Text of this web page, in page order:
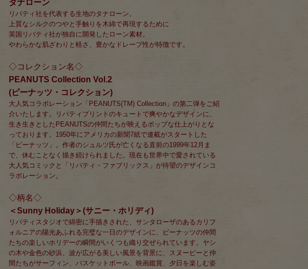
タナローン
リバティ社を代表する生地のタナローン。
上質なシルクのつやと手触りを木綿で再現するために
英国リバティ社が独自に開発したローン素材。
やわらかな肌ざわりと軽さ、豊かなドレープ性が特徴です。
◇コレクション名◇
PEANUTS Collection Vol.2
(ピーナッツ・コレクション)
大人気コラボレーション「PEANUTS(TM) Collection」の第二弾をご紹
介いたします。リバティプリントのキュートで爽やかなデザインに、
生き生きとしたPEANUTSの仲間たちが映えるポップな仕上がりとな
っております。1950年にアメリカの新聞7紙で連載がスタートした
「ピーナッツ」。作者のシュルツ氏が亡くなる直前の1999年12月ま
で、休むことなく描き続けられました。現在も世界中で愛されている
大人気コミックと「リバティ・ファブリックス」が待望のデザインコ
ラボレーション。
◇柄名◇
＜Sunny Holiday＞(サニー・ホリディ)
リバティスタジオで綿密に手描きされた、サンタローザのあるカリフ
ォルニアの陽光あふれる完璧な一日のデザインに、ピーナッツの仲間
たちの楽しいホリデーの瞬間がいくつも織り交ぜられています。ヤシ
の木や金色の砂浜、波が広がる美しい風景を背景に、スヌーピーと仲
間たちがサーフィン、バスケットボール、映画鑑賞、夕日を楽しむ姿